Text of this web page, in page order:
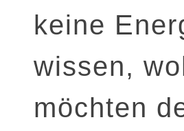
keine
wissen,
möchten